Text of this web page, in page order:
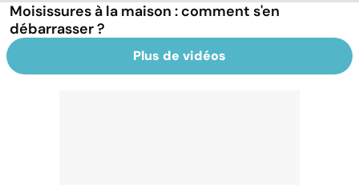
Moisissures à la maison : comment s'en
débarrasser ?
Plus de vidéos